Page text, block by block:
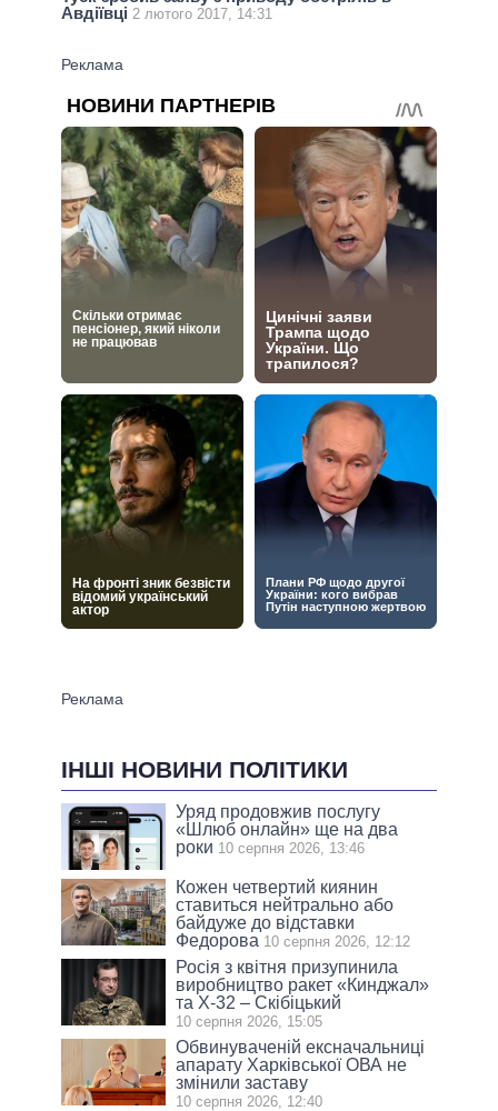
Авдіївці 2 лютого 2017, 14:31
ІНШІ НОВИНИ ПОЛІТИКИ
Уряд продовжив послугу
«Шлюб онлайн» ще на два
роки 10 серпня 2026, 13:46
Кожен четвертий киянин
ставиться нейтрально або
байдуже до відставки
Федорова 10 серпня 2026, 12:12
Росія з квітня призупинила
виробництво ракет «Кинджал»
та Х-32 – Скібіцький
10 серпня 2026, 15:05
Обвинуваченій ексначальниці
апарату Харківської ОВА не
змінили заставу
10 серпня 2026, 12:40